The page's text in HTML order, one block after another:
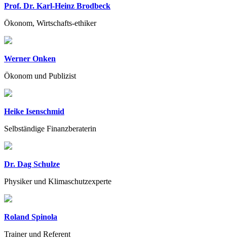
Prof. Dr. Karl-Heinz Brodbeck
Ökonom, Wirtschafts-ethiker
Werner Onken
Ökonom und Publizist
Heike Isenschmid
Selbständige Finanzberaterin
Dr. Dag Schulze
Physiker und Klimaschutzexperte
Roland Spinola
Trainer und Referent